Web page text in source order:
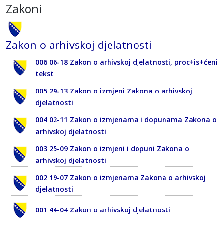
Zakoni
Zakon o arhivskoj djelatnosti
006 06-18 Zakon o arhivskoj djelatnosti, proc+is+ćeni
tekst
005 29-13 Zakon o izmjeni Zakona o arhivskoj
djelatnosti
004 02-11 Zakon o izmjenama i dopunama Zakona o
arhivskoj djelatnosti
003 25-09 Zakon o izmjeni i dopuni Zakona o
arhivskoj djelatnosti
002 19-07 Zakon o izmjenama Zakona o arhivskoj
djelatnosti
001 44-04 Zakon o arhivskoj djelatnosti